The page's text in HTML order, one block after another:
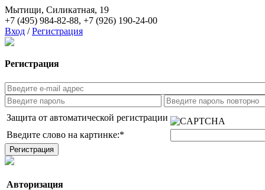
Мытищи, Силикатная, 19
+7 (495) 984-82-88, +7 (926) 190-24-00
Вход / Регистрация
Регистрация
Защита от автоматической регистрации
Введите слово на картинке:*
Авторизация